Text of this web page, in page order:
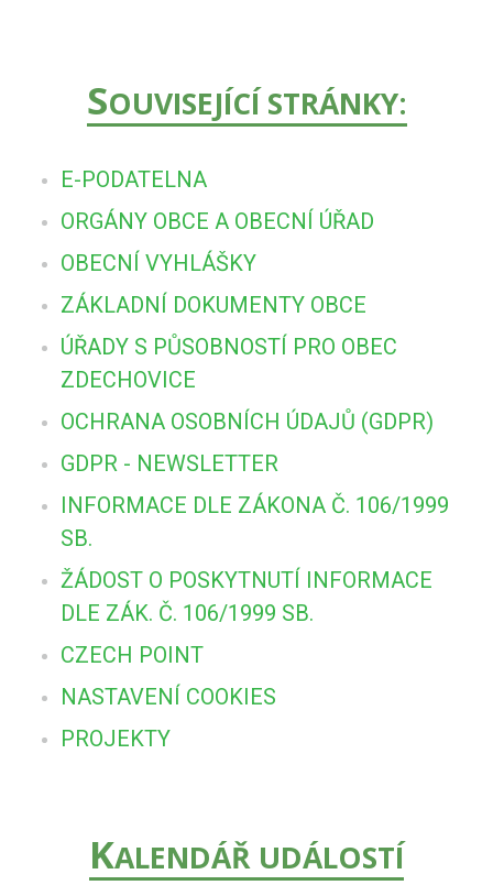
SOUVISEJÍCÍ STRÁNKY:
E-PODATELNA
ORGÁNY OBCE A OBECNÍ ÚŘAD
OBECNÍ VYHLÁŠKY
ZÁKLADNÍ DOKUMENTY OBCE
ÚŘADY S PŮSOBNOSTÍ PRO OBEC
ZDECHOVICE
OCHRANA OSOBNÍCH ÚDAJŮ (GDPR)
GDPR - NEWSLETTER
INFORMACE DLE ZÁKONA Č. 106/1999
SB.
ŽÁDOST O POSKYTNUTÍ INFORMACE
DLE ZÁK. Č. 106/1999 SB.
CZECH POINT
NASTAVENÍ COOKIES
PROJEKTY
KALENDÁŘ UDÁLOSTÍ